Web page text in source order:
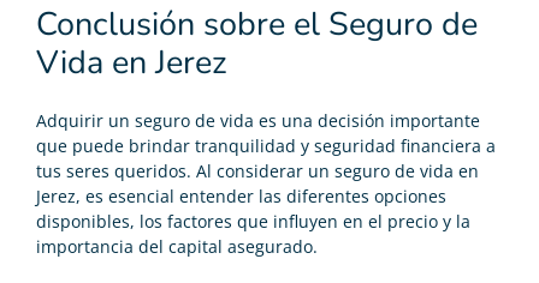
Conclusión sobre el Seguro de
Vida en Jerez
Adquirir un seguro de vida es una decisión importante
que puede brindar tranquilidad y seguridad financiera a
tus seres queridos. Al considerar un seguro de vida en
Jerez, es esencial entender las diferentes opciones
disponibles, los factores que influyen en el precio y la
importancia del capital asegurado.